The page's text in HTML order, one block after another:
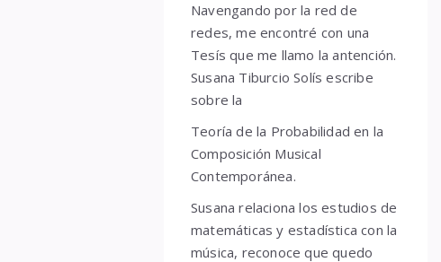
Navengando por la red de
redes, me encontré con una
Tesís que me llamo la antención.
Susana Tiburcio Solís escribe
sobre la
Teoría de la Probabilidad en la
Composición Musical
Contemporánea.
Susana relaciona los estudios de
matemáticas y estadística con la
música, reconoce que quedo